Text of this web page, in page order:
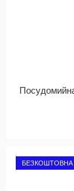
БЕЗКОШТОВНА